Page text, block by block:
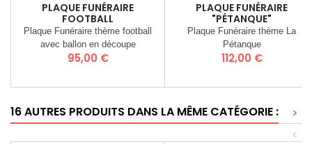
PLAQUE FUNÉRAIRE
FOOTBALL
Plaque Funéraire thème football
avec ballon en découpe
Prix
95,00 €
PLAQUE FUNÉRAIRE
"PÉTANQUE"
Plaque Funéraire thème La
Pétanque
Prix
112,00 €
16 AUTRES PRODUITS DANS LA MÊME CATÉGORIE :
>
<